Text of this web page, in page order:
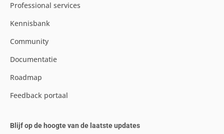
Professional services
Kennisbank
Community
Documentatie
Roadmap
Feedback portaal
Blijf op de hoogte van de laatste updates